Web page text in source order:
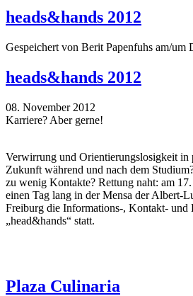
heads&hands 2012
Gespeichert von Berit Papenfuhs am/um
heads&hands 2012
08. November 2012
Karriere? Aber gerne!
Verwirrung und Orientierungslosigkeit in
Zukunft während und nach dem
zu wenig Kontakte? Rettung naht: am
einen Tag lang in der Mensa der Albert-
Freiburg die Informations-, Kontakt- und
„head&hands“ statt.
Plaza Culinaria